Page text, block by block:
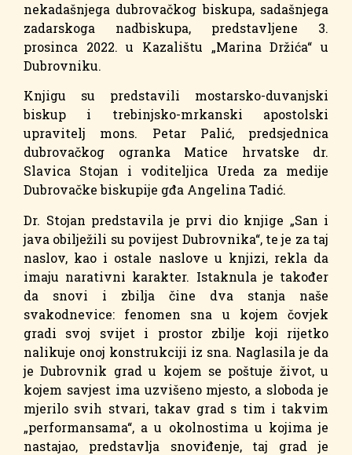
nekadašnjega dubrovačkog biskupa, sadašnjega
zadarskoga nadbiskupa, predstavljene 3.
prosinca 2022. u Kazalištu „Marina Držića“ u
Dubrovniku.
Knjigu su predstavili mostarsko-duvanjski
biskup i trebinjsko-mrkanski apostolski
upravitelj mons. Petar Palić, predsjednica
dubrovačkog ogranka Matice hrvatske dr.
Slavica Stojan i voditeljica Ureda za medije
Dubrovačke biskupije gđa Angelina Tadić.
Dr. Stojan predstavila je prvi dio knjige „San i
java obilježili su povijest Dubrovnika“, te je za taj
naslov, kao i ostale naslove u knjizi, rekla da
imaju narativni karakter. Istaknula je također
da snovi i zbilja čine dva stanja naše
svakodnevice: fenomen sna u kojem čovjek
gradi svoj svijet i prostor zbilje koji rijetko
nalikuje onoj konstrukciji iz sna. Naglasila je da
je Dubrovnik grad u kojem se poštuje život, u
kojem savjest ima uzvišeno mjesto, a sloboda je
mjerilo svih stvari, takav grad s tim i takvim
„performansama“, a u okolnostima u kojima je
nastajao, predstavlja snoviđenje, taj grad je